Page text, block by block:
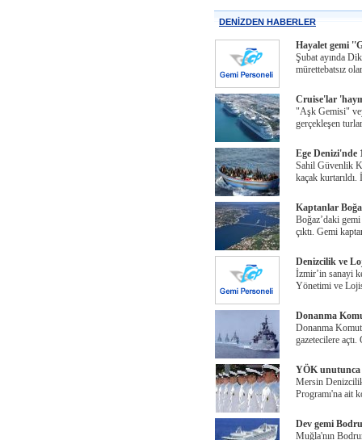
DENİZDEN HABERLER
Hayalet gemi
Şubat ayında
mürettebatsız
Cruise'lar
"Aşk Gemisi"
gerçekleşen
Ege Denizi'nde
Sahil Güvenlik
kaçak
Kaptanlar
Boğaz’daki gemi
çıktı. Gemi
Denizcilik ve
İzmir’in sanayi
Yönetimi ve
Donanma
Donanma
gazetecilere
YÖK unutunca
Mersin
Programı'na ait
Dev gemi
Muğla'nın